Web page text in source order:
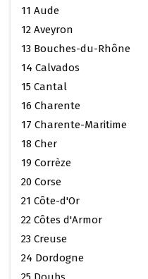
11 Aude
12 Aveyron
13 Bouches-du-Rhône
14 Calvados
15 Cantal
16 Charente
17 Charente-Maritime
18 Cher
19 Corrèze
20 Corse
21 Côte-d'Or
22 Côtes d'Armor
23 Creuse
24 Dordogne